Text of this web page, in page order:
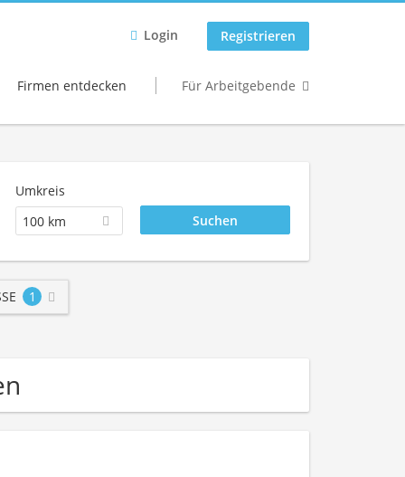
Login Registrieren
Firmen entdecken Für Arbeitgebende
Umkreis
100 km
1